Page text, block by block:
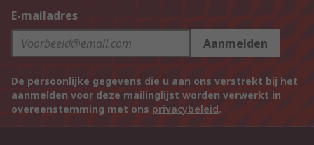
E-mailadres
Aanmelden
De persoonlijke gegevens die u aan ons verstrekt bij het
aanmelden voor deze mailinglijst worden verwerkt in
overeenstemming met ons privacybeleid.